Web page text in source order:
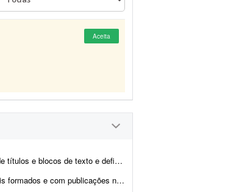
Aceita
de campanha para uma campanha publicit...
portfólio (somente sobre esse tema). - A produç&a...